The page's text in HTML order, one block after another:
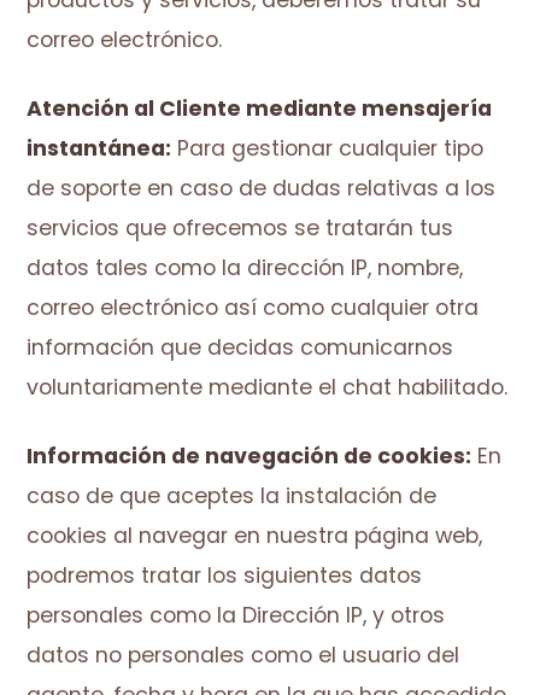
correo electrónico.
Atención al Cliente mediante mensajería
instantánea: Para gestionar cualquier tipo
de soporte en caso de dudas relativas a los
servicios que ofrecemos se tratarán tus
datos tales como la dirección IP, nombre,
correo electrónico así como cualquier otra
información que decidas comunicarnos
voluntariamente mediante el chat habilitado.
Información de navegación de cookies: En
caso de que aceptes la instalación de
cookies al navegar en nuestra página web,
podremos tratar los siguientes datos
personales como la Dirección IP, y otros
datos no personales como el usuario del